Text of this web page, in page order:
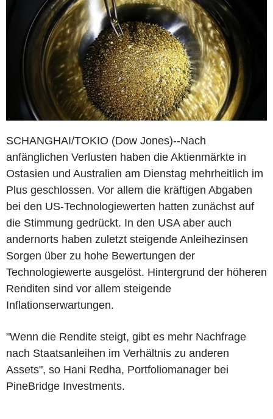
SCHANGHAI/TOKIO (Dow Jones)--Nach
anfänglichen Verlusten haben die Aktienmärkte in
Ostasien und Australien am Dienstag mehrheitlich im
Plus geschlossen. Vor allem die kräftigen Abgaben
bei den US-Technologiewerten hatten zunächst auf
die Stimmung gedrückt. In den USA aber auch
andernorts haben zuletzt steigende Anleihezinsen
Sorgen über zu hohe Bewertungen der
Technologiewerte ausgelöst. Hintergrund der höheren
Renditen sind vor allem steigende
Inflationserwartungen.
"Wenn die Rendite steigt, gibt es mehr Nachfrage
nach Staatsanleihen im Verhältnis zu anderen
Assets", so Hani Redha, Portfoliomanager bei
PineBridge Investments.